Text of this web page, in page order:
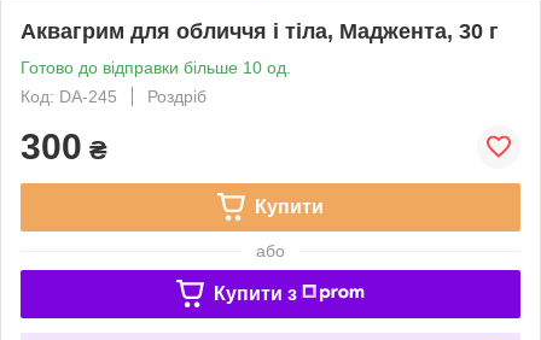
Аквагрим для обличчя і тіла, Маджента, 30 г
Готово до відправки більше 10 од.
Код: DA-245
Роздріб
300 ₴
Купити
або
Купити з